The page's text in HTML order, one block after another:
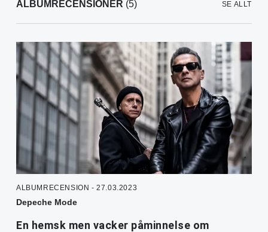
ALBUMRECENSIONER (5) SE ALLT
ALBUMRECENSION - 27.03.2023
Depeche Mode
En hemsk men vacker påminnelse om